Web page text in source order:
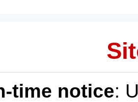
time notice: